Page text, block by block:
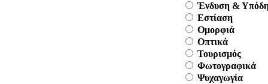
Ένδυση &
Εστίαση
Ομορφιά
Οπτικά
Τουρισμός
Φωτογραφικά
Ψυχαγωγία